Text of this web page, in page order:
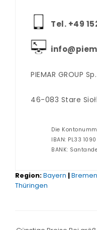
Tel. +‪49
PIEMAR GROUP
46-083 Stare
Die
IBAN: PL33
BANK:
Region:Bayern |Bremen
Thüringen